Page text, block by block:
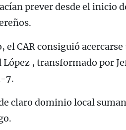
prever desde el inicio
el CAR consiguió
López , transformado por
7.
claro dominio local